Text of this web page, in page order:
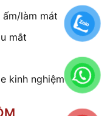
ấm/làm mát
mắt
kinh nghiệm